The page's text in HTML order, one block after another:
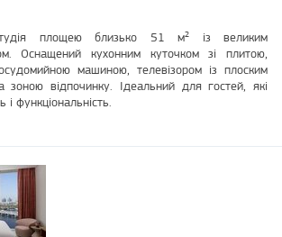
площею близько 51 м² із великим
Оснащений кухонним куточком зі плитою,
машиною, телевізором із плоским
зоною відпочинку. Ідеальний для гостей, які
і функціональність.